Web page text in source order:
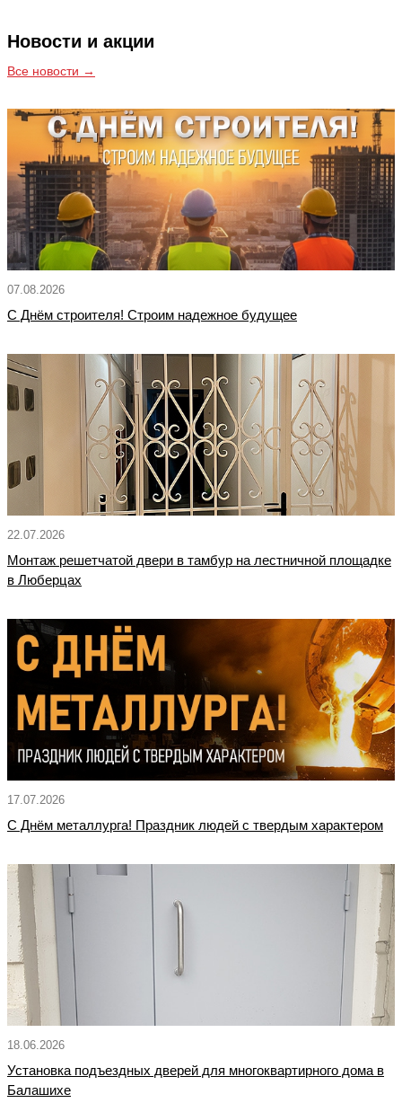
Новости и акции
Все новости →
07.08.2026
С Днём строителя! Строим надежное будущее
22.07.2026
Монтаж решетчатой двери в тамбур на лестничной площадке
в Люберцах
17.07.2026
С Днём металлурга! Праздник людей с твердым характером
18.06.2026
Установка подъездных дверей для многоквартирного дома в
Балашихе